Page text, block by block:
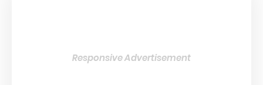
Responsive Advertisement